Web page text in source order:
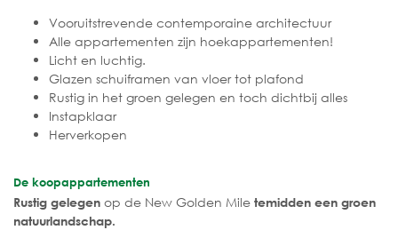
Vooruitstrevende contemporaine architectuur
Alle appartementen zijn hoekappartementen!
Licht en luchtig.
Glazen schuiframen van vloer tot plafond
Rustig in het groen gelegen en toch dichtbij alles
Instapklaar
Herverkopen
De koopappartementen
Rustig gelegen op de New Golden Mile temidden een groen
natuurlandschap.